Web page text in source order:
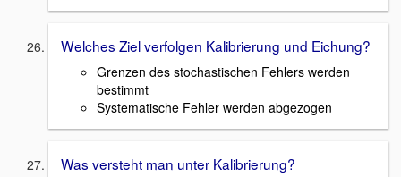
Welches Ziel verfolgen Kalibrierung und Eichung?
Grenzen des stochastischen Fehlers werden
bestimmt
Systematische Fehler werden abgezogen
Was versteht man unter Kalibrierung?